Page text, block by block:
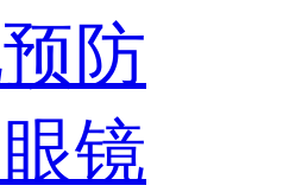
防
镜